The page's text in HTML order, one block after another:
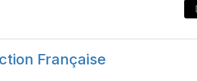
Française